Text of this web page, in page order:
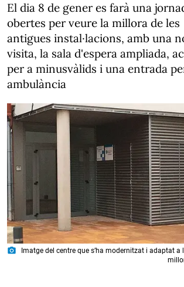
El dia 8 de gener es farà una
obertes per veure la millora de les
antigues instal·lacions, amb una
visita, la sala d'espera ampliada,
per a minusvàlids i una entrada
ambulància
photo_camera
Imatge del centre que s’ha modernitzat i adaptat